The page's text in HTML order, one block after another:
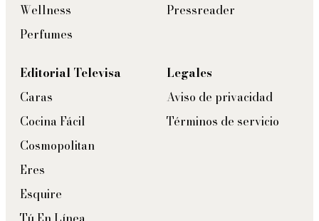
Wellness
Perfumes
Pressreader
Editorial Televisa
Caras
Cocina Fácil
Cosmopolitan
Eres
Esquire
Legales
Aviso de privacidad
Términos de servicio